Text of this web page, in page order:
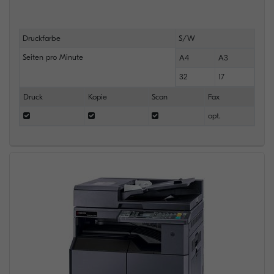
Druckfarbe S/W
Seiten pro Minute A4 A3
32 17
Druck Kopie Scan Fax
opt.